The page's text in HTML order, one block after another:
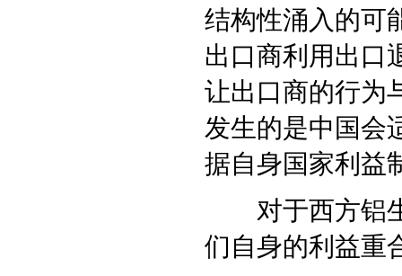
结构性涌入的可
出口商利用出口
让出口商的行为
发生的是中国会
据自身国家利益
对于西方铝生
们自身的利益重